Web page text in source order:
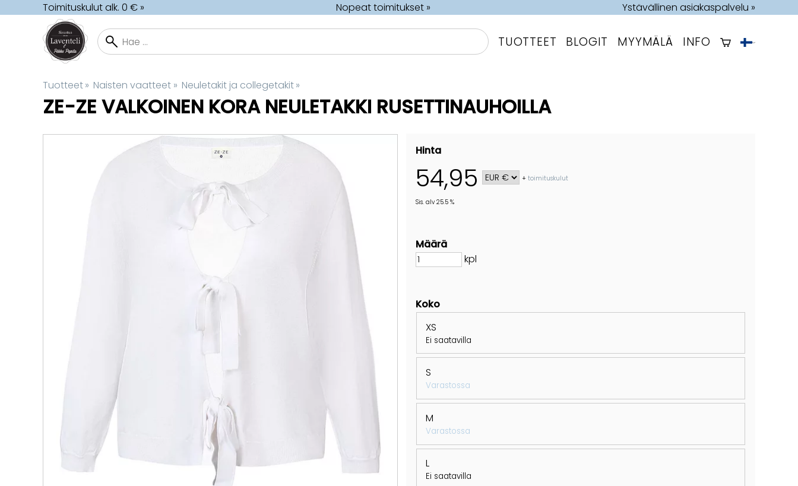
Toimituskulut alk. 0 € » Nopeat toimitukset » Ystävällinen asiakaspalvelu »
TUOTTEET BLOGIT MYYMÄLÄ INFO
Tuotteet‪» Naisten vaatteet ‪» Neuletakit ja collegetakit‪»
ZE-ZE VALKOINEN KORA NEULETAKKI RUSETTINAUHOILLA
Hinta
54,95 +toimituskulut
Sis. alv 25.5 %
Määrä
kpl
Koko
XS
Ei saatavilla
S
Varastossa
M
Varastossa
L
Ei saatavilla